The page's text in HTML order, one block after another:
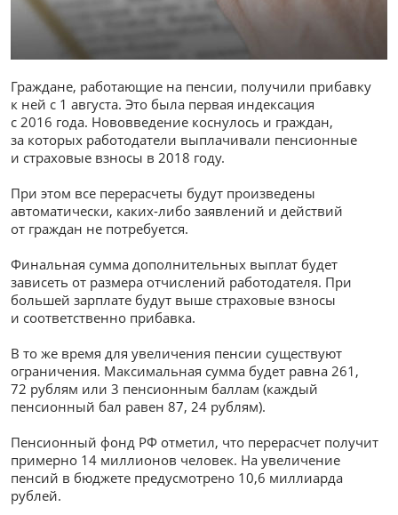
Граждане, работающие на пенсии, получили прибавку
к ней с 1 августа. Это была первая индексация
с 2016 года. Нововведение коснулось и граждан,
за которых работодатели выплачивали пенсионные
и страховые взносы в 2018 году.
При этом все перерасчеты будут произведены
автоматически, каких-либо заявлений и действий
от граждан не потребуется.
Финальная сумма дополнительных выплат будет
зависеть от размера отчислений работодателя. При
большей зарплате будут выше страховые взносы
и соответственно прибавка.
В то же время для увеличения пенсии существуют
ограничения. Максимальная сумма будет равна 261,
72 рублям или 3 пенсионным баллам (каждый
пенсионный бал равен 87, 24 рублям).
Пенсионный фонд РФ отметил, что перерасчет получит
примерно 14 миллионов человек. На увеличение
пенсий в бюджете предусмотрено 10,6 миллиарда
рублей.